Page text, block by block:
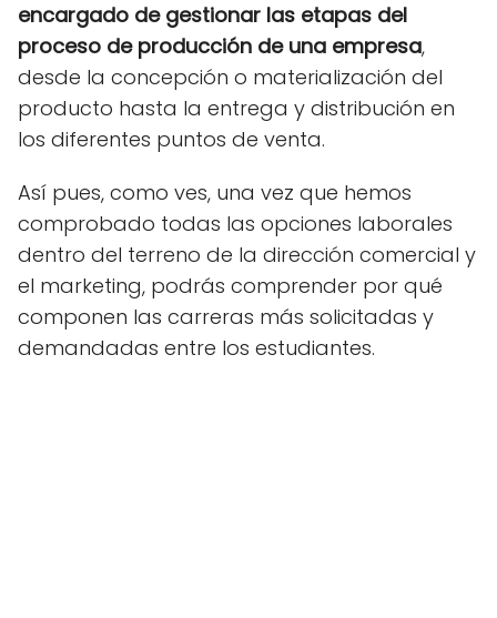
encargado de gestionar las etapas del
proceso de producción de una empresa,
desde la concepción o materialización del
producto hasta la entrega y distribución en
los diferentes puntos de venta.
Así pues, como ves, una vez que hemos
comprobado todas las opciones laborales
dentro del terreno de la dirección comercial y
el marketing, podrás comprender por qué
componen las carreras más solicitadas y
demandadas entre los estudiantes.